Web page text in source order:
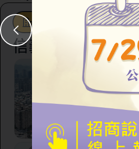
駐地工作
信義區
臺
市
臺
林
路